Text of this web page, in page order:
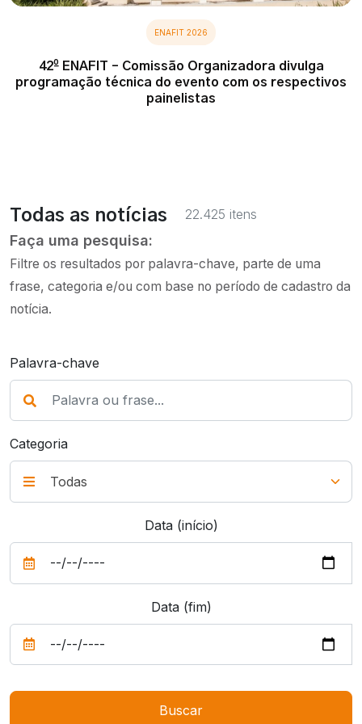
ENAFIT 2026
42º ENAFIT – Comissão Organizadora divulga
programação técnica do evento com os respectivos
painelistas
Todas as notícias 22.425 itens
Faça uma pesquisa:
Filtre os resultados por palavra-chave, parte de uma
frase, categoria e/ou com base no período de cadastro da
notícia.
Palavra-chave
Categoria
Data (início)
Data (fim)